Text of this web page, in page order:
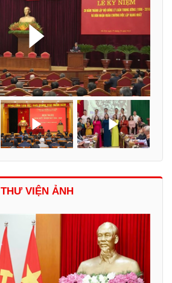
THƯ VIỆN ẢNH